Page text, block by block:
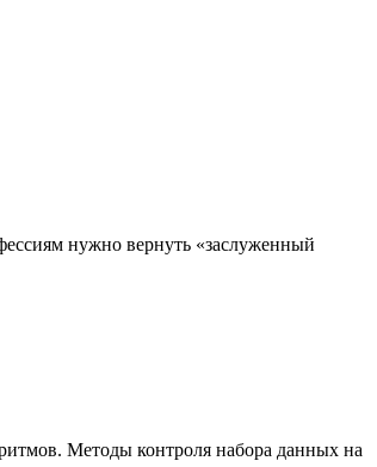
нужно вернуть «заслуженный
Методы контроля набора данных на